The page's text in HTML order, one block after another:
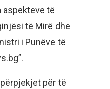
të
të Mirë dhe
i Punëve të
për të